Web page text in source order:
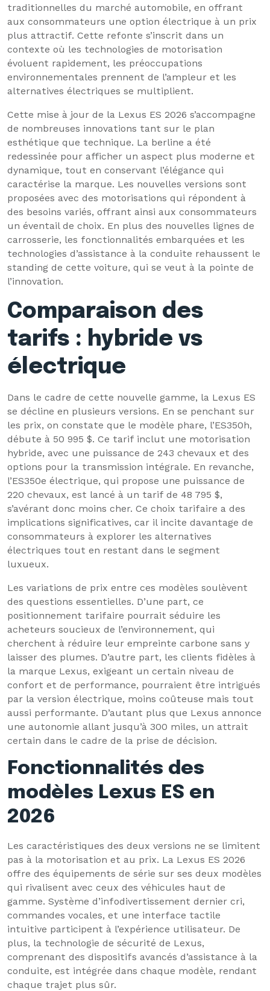
traditionnelles du marché automobile, en offrant
aux consommateurs une option électrique à un prix
plus attractif. Cette refonte s’inscrit dans un
contexte où les technologies de motorisation
évoluent rapidement, les préoccupations
environnementales prennent de l’ampleur et les
alternatives électriques se multiplient.
Cette mise à jour de la Lexus ES 2026 s’accompagne
de nombreuses innovations tant sur le plan
esthétique que technique. La berline a été
redessinée pour afficher un aspect plus moderne et
dynamique, tout en conservant l’élégance qui
caractérise la marque. Les nouvelles versions sont
proposées avec des motorisations qui répondent à
des besoins variés, offrant ainsi aux consommateurs
un éventail de choix. En plus des nouvelles lignes de
carrosserie, les fonctionnalités embarquées et les
technologies d’assistance à la conduite rehaussent le
standing de cette voiture, qui se veut à la pointe de
l’innovation.
Comparaison des
tarifs : hybride vs
électrique
Dans le cadre de cette nouvelle gamme, la Lexus ES
se décline en plusieurs versions. En se penchant sur
les prix, on constate que le modèle phare, l’ES350h,
débute à 50 995 $. Ce tarif inclut une motorisation
hybride, avec une puissance de 243 chevaux et des
options pour la transmission intégrale. En revanche,
l’ES350e électrique, qui propose une puissance de
220 chevaux, est lancé à un tarif de 48 795 $,
s’avérant donc moins cher. Ce choix tarifaire a des
implications significatives, car il incite davantage de
consommateurs à explorer les alternatives
électriques tout en restant dans le segment
luxueux.
Les variations de prix entre ces modèles soulèvent
des questions essentielles. D’une part, ce
positionnement tarifaire pourrait séduire les
acheteurs soucieux de l’environnement, qui
cherchent à réduire leur empreinte carbone sans y
laisser des plumes. D’autre part, les clients fidèles à
la marque Lexus, exigeant un certain niveau de
confort et de performance, pourraient être intrigués
par la version électrique, moins coûteuse mais tout
aussi performante. D’autant plus que Lexus annonce
une autonomie allant jusqu’à 300 miles, un attrait
certain dans le cadre de la prise de décision.
Fonctionnalités des
modèles Lexus ES en
2026
Les caractéristiques des deux versions ne se limitent
pas à la motorisation et au prix. La Lexus ES 2026
offre des équipements de série sur ses deux modèles
qui rivalisent avec ceux des véhicules haut de
gamme. Système d’infodivertissement dernier cri,
commandes vocales, et une interface tactile
intuitive participent à l’expérience utilisateur. De
plus, la technologie de sécurité de Lexus,
comprenant des dispositifs avancés d’assistance à la
conduite, est intégrée dans chaque modèle, rendant
chaque trajet plus sûr.